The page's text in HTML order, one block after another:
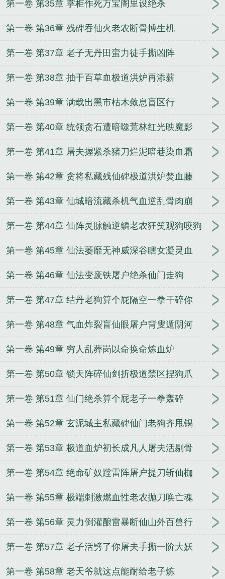
第一卷 第35章 掌柜作死万宝阁里设绝杀
第一卷 第36章 残碑吞仙火老农断骨搏生机
第一卷 第37章 老子无丹田蛮力徒手撕凶阵
第一卷 第38章 抽干百草血极道洪炉再添薪
第一卷 第39章 满载出黑市枯木敛息盲区行
第一卷 第40章 统领贪石遭暗噬荒林红光映魔影
第一卷 第41章 屠夫握紧杀猪刀烂泥暗巷染血霜
第一卷 第42章 贪将私藏残仙碑极道洪炉焚血藤
第一卷 第43章 仙城暗流藏杀机气血逆乱骨肉崩
第一卷 第44章 仙阵灵脉触逆鳞老农狂笑观狗咬狗
第一卷 第45章 仙法萎靡无神威深谷瞎女凝灵血
第一卷 第46章 仙法变废铁屠户绝杀仙门走狗
第一卷 第47章 结丹老狗算个屁隔空一拳干碎你
第一卷 第48章 气血炸裂盲仙眼屠户背叟遁阴河
第一卷 第49章 穷人乱葬岗以命换命炼血炉
第一卷 第50章 锁天阵碎仙剑折极道禁区捏狗爪
第一卷 第51章 仙门绝杀算个屁老子一拳轰碎
第一卷 第52章 玄泥城主私藏碑仙门老狗齐甩锅
第一卷 第53章 极道血炉初长成凡人屠夫活剔骨
第一卷 第54章 绝命矿奴蹚雷阵屠户提刀斩仙枷
第一卷 第55章 极端刺激燃血性老农抛刀唤亡魂
第一卷 第56章 灵力倒灌酿雷暴断仙山外百兽行
第一卷 第57章 老子活劈了你屠夫手撕一阶大妖
第一卷 第58章 老天爷就这点能耐给老子炼